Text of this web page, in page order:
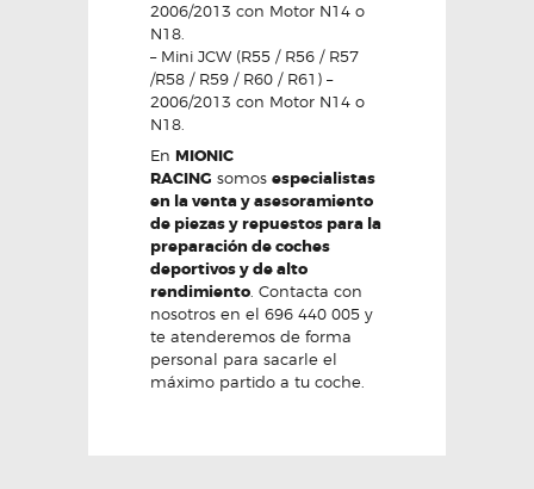
2006/2013 con Motor N14 o
N18.
– Mini JCW (R55 / R56 / R57
/R58 / R59 / R60 / R61) –
2006/2013 con Motor N14 o
N18.
En MIONIC
RACING somos especialistas
en la venta y asesoramiento
de piezas y repuestos para la
preparación de coches
deportivos y de alto
rendimiento . Contacta con
nosotros en el 696 440 005 y
te atenderemos de forma
personal para sacarle el
máximo partido a tu coche.